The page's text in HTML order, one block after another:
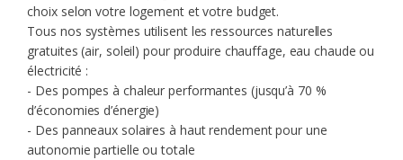
choix selon votre logement et votre budget.
Tous nos systèmes utilisent les ressources naturelles
gratuites (air, soleil) pour produire chauffage, eau chaude ou
électricité :
- Des pompes à chaleur performantes (jusqu’à 70 %
d’économies d’énergie)
- Des panneaux solaires à haut rendement pour une
autonomie partielle ou totale